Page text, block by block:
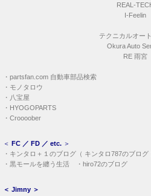
REAL-
I-Feelin
テクニカルオー
Okura Auto
RE 雨宮
・ partsfan.com 自動車部品検索
・ モノタロウ
・ 八宝屋
・ HYOGOPARTS
・ Croooober
＜ FC ／ FD ／ etc. ＞
・ キンタロ＋１のブログ （ キンタロ787のブログ
・ 黒モールを纏う生活 ・ hiro72のブログ
＜ Jimny ＞